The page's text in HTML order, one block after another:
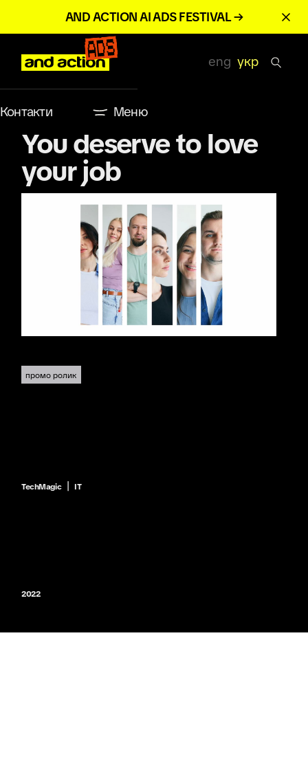
eng укр
Меню
Контакти
AND ACTION AI ADS FESTIVAL →
You deserve to love
your job
промо ролик
TechMagic | IT
2022